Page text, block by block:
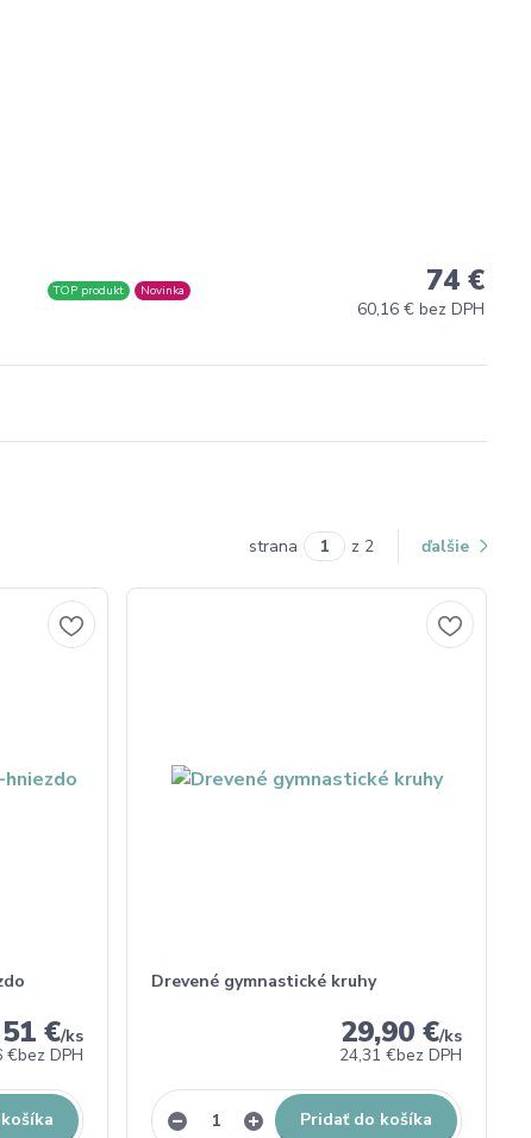
TOP produkt Novinka 74 €
60,16 € bez DPH
strana z 2 ďalšie
51 €/ks
€bez DPH
Drevené gymnastické kruhy
29,90 €/ks
24,31 €bez DPH
Pridať do košíka